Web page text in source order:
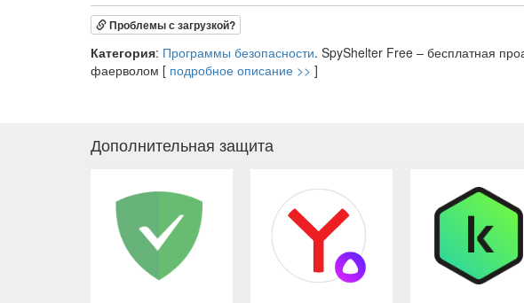
Проблемы с загрузкой?
Категория: Программы безопасности. SpyShelter Free – бесплатная
фаерволом [ подробное описание >> ]
Дополнительная защита